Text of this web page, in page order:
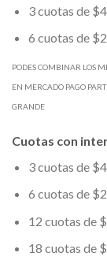
3 cuotas de
6 cuotas de
PODES COMBINAR LOS
EN MERCADO PAGO
GRANDE
Cuotas con
3 cuotas de
6 cuotas de
12 cuotas de
18 cuotas de